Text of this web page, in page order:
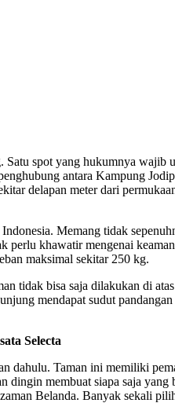
Satu spot yang hukumnya wajib
antara Kampung
delapan meter dari
Memang tidak
perlu khawatir mengenai
maksimal sekitar 250 kg.
tidak bisa saja dilakukan di
mendapat sudut
Selecta
dahulu. Taman ini memiliki
dingin membuat siapa saja yang
Belanda. Banyak sekali